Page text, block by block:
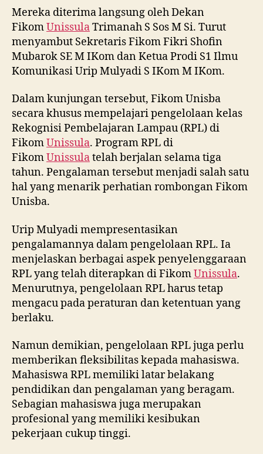
Mereka diterima langsung oleh Dekan
FikomUnissulaTrimanah S Sos M Si. Turut
menyambut Sekretaris Fikom Fikri Shofin
Mubarok SE M IKom dan Ketua Prodi S1 Ilmu
Komunikasi Urip Mulyadi S IKom M IKom.
Dalam kunjungan tersebut, Fikom Unisba
secara khusus mempelajari pengelolaan kelas
Rekognisi Pembelajaran Lampau (RPL) di
FikomUnissula. Program RPL di
FikomUnissulatelah berjalan selama tiga
tahun. Pengalaman tersebut menjadi salah satu
hal yang menarik perhatian rombongan Fikom
Unisba.
Urip Mulyadi mempresentasikan
pengalamannya dalam pengelolaan RPL. Ia
menjelaskan berbagai aspek penyelenggaraan
RPL yang telah diterapkan di FikomUnissula.
Menurutnya, pengelolaan RPL harus tetap
mengacu pada peraturan dan ketentuan yang
berlaku.
Namun demikian, pengelolaan RPL juga perlu
memberikan fleksibilitas kepada mahasiswa.
Mahasiswa RPL memiliki latar belakang
pendidikan dan pengalaman yang beragam.
Sebagian mahasiswa juga merupakan
profesional yang memiliki kesibukan
pekerjaan cukup tinggi.